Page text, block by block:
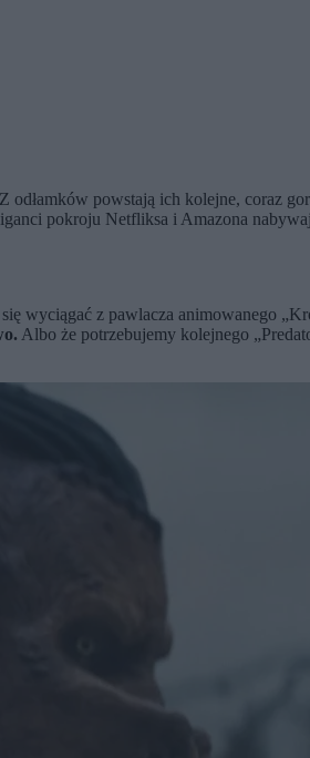
powstają ich kolejne, coraz
pokroju Netfliksa i Amazona
wyciągać z pawlacza animowanego
Albo że potrzebujemy kolejnego